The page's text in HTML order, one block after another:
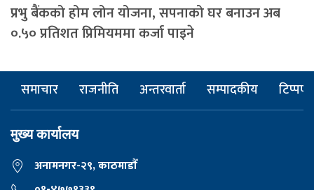
प्रभु बैंकको होम लोन योजना, सपनाको घर बनाउन अब
०.५० प्रतिशत प्रिमियममा कर्जा पाइने
समाचार राजनीति अन्तरवार्ता सम्पादकीय टिप्पणी
मुख्य कार्यालय
अनामनगर-२९, काठमाडाैँ